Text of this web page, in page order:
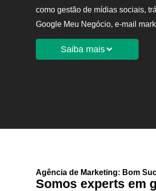
como gestão de mídias sociais,
Google Meu Negócio, e-mail
Saiba mais
Agência de Marketing: Bom
Somos experts em